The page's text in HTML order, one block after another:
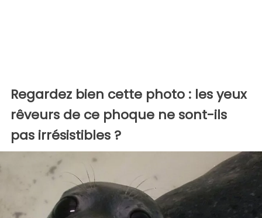
Regardez bien cette photo : les yeux
rêveurs de ce phoque ne sont-ils
pas irrésistibles ?